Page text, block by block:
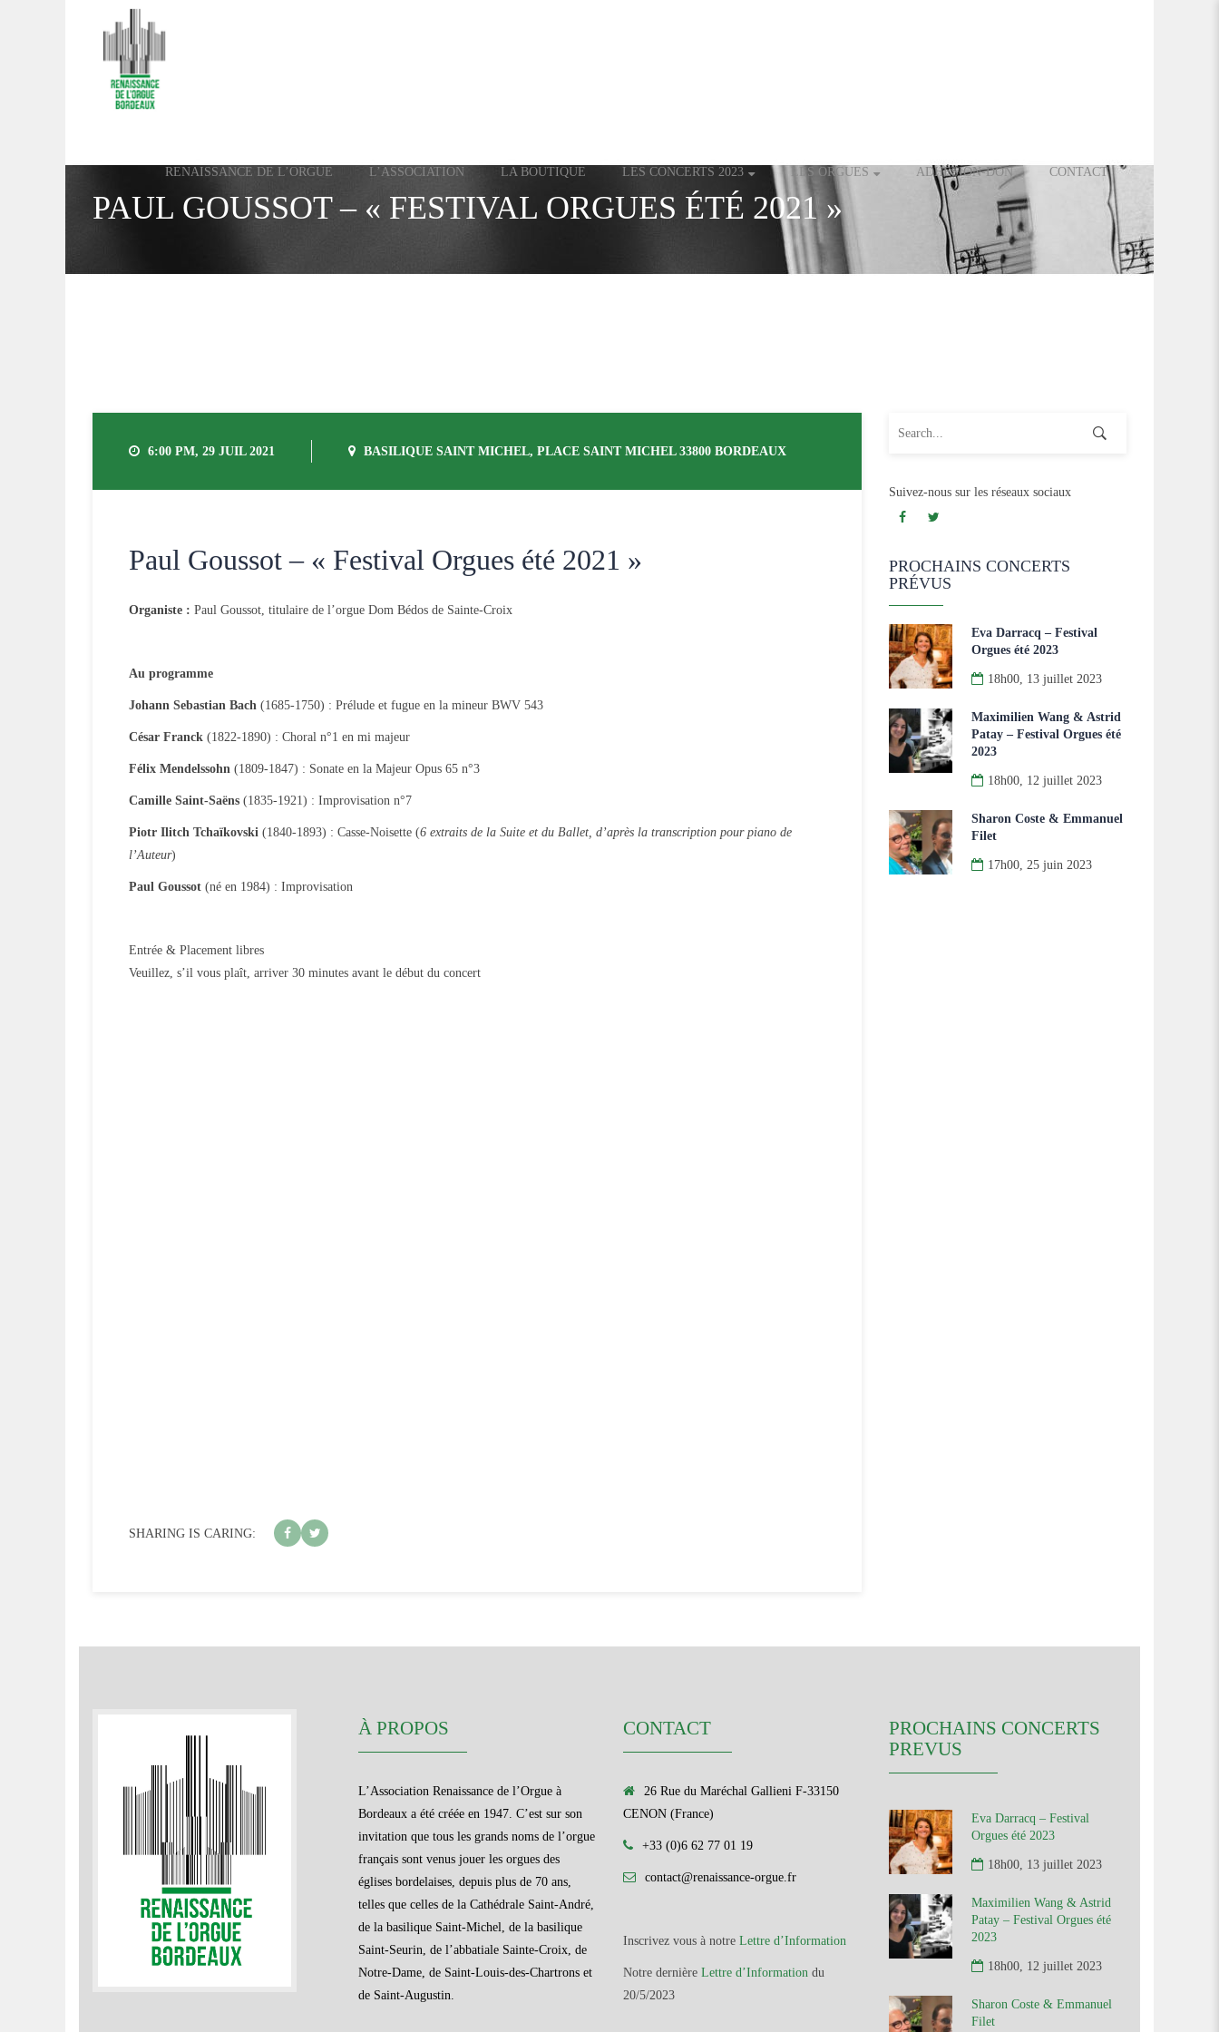
RENAISSANCE DE L’ORGUE L’ASSOCIATION LA BOUTIQUE LES CONCERTS 2023 LES ORGUES ADHÉSION-DON CONTACT
PAUL GOUSSOT – « FESTIVAL ORGUES ÉTÉ 2021 »
6:00 PM, 29 JUIL 2021 BASILIQUE SAINT MICHEL, PLACE SAINT MICHEL 33800 BORDEAUX
Paul Goussot – « Festival Orgues été 2021 »
Organiste : Paul Goussot, titulaire de l’orgue Dom Bédos de Sainte-Croix
Au programme
Johann Sebastian Bach (1685-1750) : Prélude et fugue en la mineur BWV 543
César Franck (1822-1890) : Choral n°1 en mi majeur
Félix Mendelssohn (1809-1847) : Sonate en la Majeur Opus 65 n°3
Camille Saint-Saëns (1835-1921) : Improvisation n°7
Piotr Ilitch Tchaïkovski (1840-1893) : Casse-Noisette (6 extraits de la Suite et du Ballet, d’après la transcription pour piano de
l’Auteur)
Paul Goussot (né en 1984) : Improvisation
Entrée & Placement libres
Veuillez, s’il vous plaît, arriver 30 minutes avant le début du concert
SHARING IS CARING:
Suivez-nous sur les réseaux sociaux
PROCHAINS CONCERTS
PRÉVUS
Eva Darracq – Festival
Orgues été 2023
18h00, 13 juillet 2023
Maximilien Wang & Astrid
Patay – Festival Orgues été
2023
18h00, 12 juillet 2023
Sharon Coste & Emmanuel
Filet
17h00, 25 juin 2023
À PROPOS
L’Association Renaissance de l’Orgue à
Bordeaux a été créée en 1947. C’est sur son
invitation que tous les grands noms de l’orgue
français sont venus jouer les orgues des
églises bordelaises, depuis plus de 70 ans,
telles que celles de la Cathédrale Saint-André,
de la basilique Saint-Michel, de la basilique
Saint-Seurin, de l’abbatiale Sainte-Croix, de
Notre-Dame, de Saint-Louis-des-Chartrons et
de Saint-Augustin.
CONTACT
26 Rue du Maréchal Gallieni F-33150
CENON (France)
+33 (0)6 62 77 01 19
contact@renaissance-orgue.fr
Inscrivez vous à notre Lettre d’Information
Notre dernière Lettre d’Information du
20/5/2023
PROCHAINS CONCERTS
PREVUS
Eva Darracq – Festival
Orgues été 2023
18h00, 13 juillet 2023
Maximilien Wang & Astrid
Patay – Festival Orgues été
2023
18h00, 12 juillet 2023
Sharon Coste & Emmanuel
Filet